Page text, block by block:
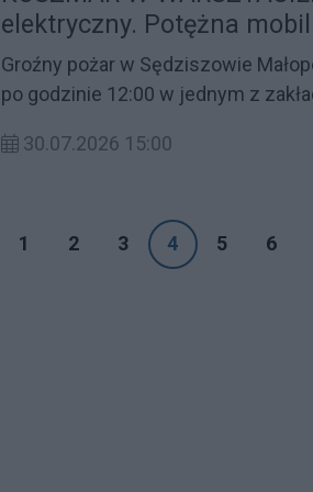
elektryczny. Potężna
cały dach!
Groźny pożar w Sędziszowie
po godzinie 12:00 w jednym z
samochodzie elektrycznym, po
30.07.2026 15:00
1 2 3 4 5 6